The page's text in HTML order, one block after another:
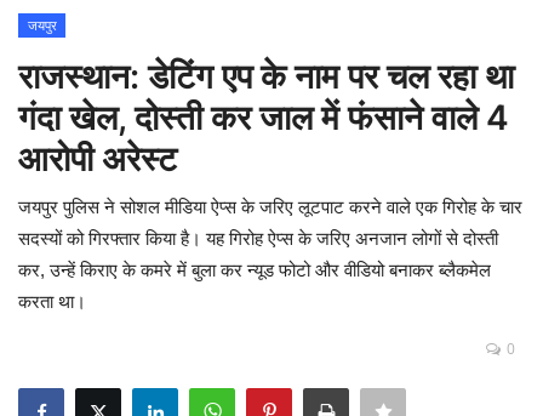
शिक्षा
Rajasthani Influencers
देश
दुनिया
ऑटोमोबाइल
पॉलिटिक्स
जयपुर
राजस्थान: डेटिंग एप के नाम पर चल रहा था
गंदा खेल, दोस्ती कर जाल में फंसाने वाले 4
आरोपी अरेस्ट
जयपुर पुलिस ने सोशल मीडिया ऐप्स के जरिए लूटपाट करने वाले एक गिरोह के चार
सदस्यों को गिरफ्तार किया है। यह गिरोह ऐप्स के जरिए अनजान लोगों से दोस्ती
कर, उन्हें किराए के कमरे में बुला कर न्यूड फोटो और वीडियो बनाकर ब्लैकमेल
करता था।
0